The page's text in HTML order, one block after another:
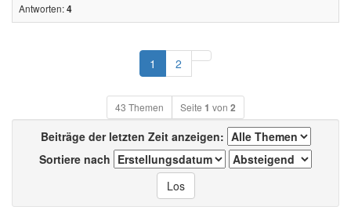
Antworten:4
1 2 Nächste
43 Themen Seite 1 von 2
Beiträge der letzten Zeit anzeigen:
Sortiere nach